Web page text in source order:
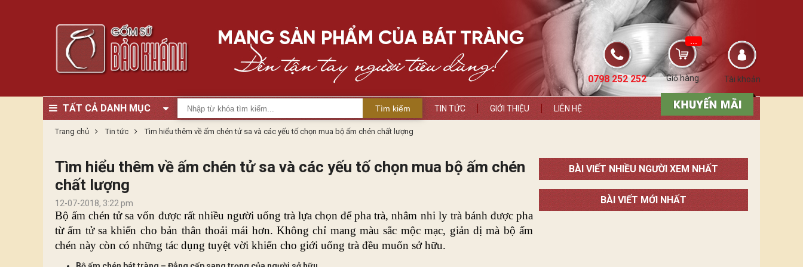
Tài khoản
Giỏ hàng
...
0798 252 252
TẤT CẢ DANH MỤC Tìm kiếm TIN TỨC GIỚI THIỆU LIÊN HỆ
Trang chủ Tin tức Tìm hiểu thêm về ấm chén tử sa và các yếu tố chọn mua bộ ấm chén chất lượng
Tìm hiểu thêm về ấm chén tử sa và các yếu tố chọn mua bộ ấm chén
chất lượng
12-07-2018, 3:22 pm
Bộ ấm chén tử sa vốn được rất nhiều người uống trà lựa chọn để pha trà, nhâm nhi ly trà bánh được pha
từ ấm tử sa khiến cho bản thân thoải mái hơn. Không chỉ mang màu sắc mộc mạc, giản dị mà bộ ấm
chén này còn có những tác dụng tuyệt vời khiến cho giới uống trà đều muốn sở hữu.
BÀI VIẾT NHIỀU NGƯỜI XEM NHẤT
BÀI VIẾT MỚI NHẤT